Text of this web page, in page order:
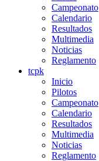
Campeonato
Calendario
Resultados
Multimedia
Noticias
Reglamento
tcpk
Inicio
Pilotos
Campeonato
Calendario
Resultados
Multimedia
Noticias
Reglamento